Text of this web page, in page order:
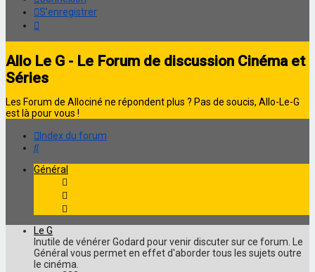
S’enregistrer
Allo Le G - Le Forum de discussion Cinéma et
Séries
Les Forum de Allociné ne répondent plus ? Pas de soucis, Allo-Le-G
est là pour vous !
Index du forum
Rechercher
Général
Le G
Inutile de vénérer Godard pour venir discuter sur ce forum. Le
Général vous permet en effet d'aborder tous les sujets outre
le cinéma.